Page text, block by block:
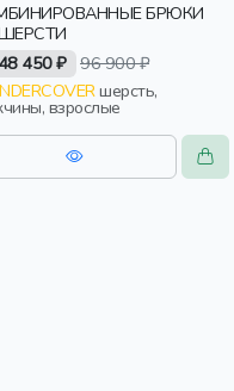
БРЮКИ
48 450 ₽ 96 900 ₽
шерсть,
взрослые